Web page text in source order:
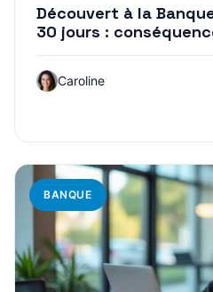
Découvert à la
30 jours :
Caroline
BANQUE